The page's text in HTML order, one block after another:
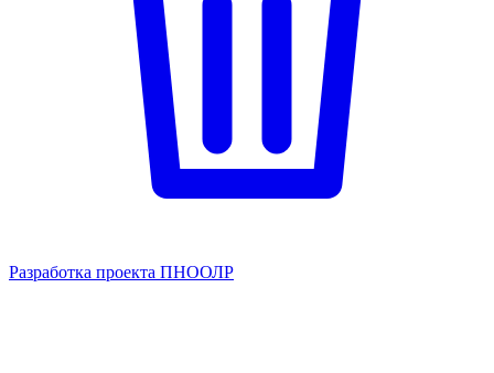
Разработка проекта ПНООЛР